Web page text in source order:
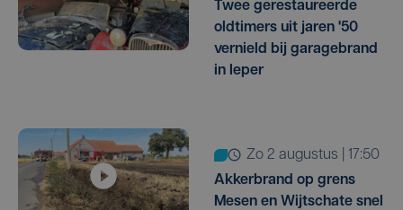
Twee gerestaureerde
oldtimers uit jaren '50
vernield bij garagebrand
in Ieper
zo 2 augustus | 17:50
Akkerbrand op grens
Mesen en Wijtschate snel